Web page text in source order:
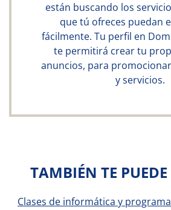
están buscando los
que tú ofreces puedan
fácilmente. Tu perfil en
te permitirá crear tu
anuncios, para
y servicios.
TAMBIÉN TE
Clases de informática y